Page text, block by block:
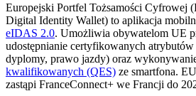
Europejski Portfel Tożsamości Cyfrowej
Digital Identity Wallet) to aplikacja
eIDAS 2.0. Umożliwia obywatelom UE
udostępnianie certyfikowanych
dyplomy, prawo jazdy) oraz
kwalifikowanych (QES) ze smartfona.
zastąpi FranceConnect+ we Francji do